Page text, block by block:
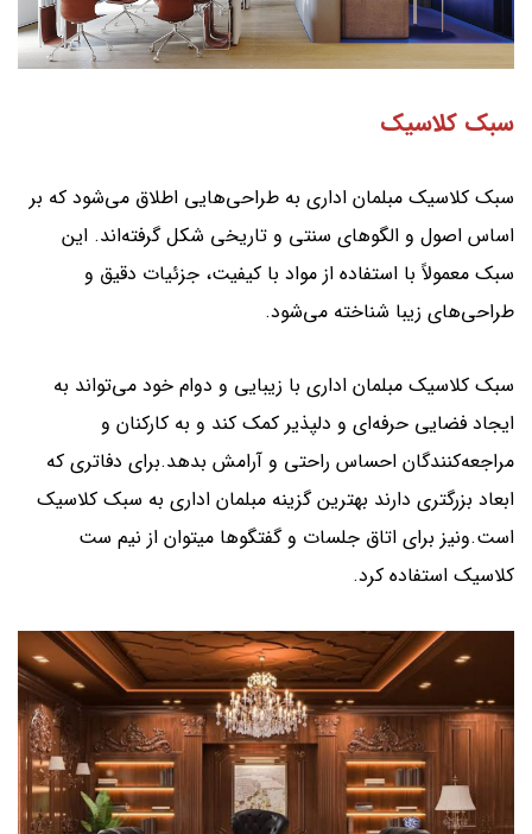
سبک کلاسیک
سبک کلاسیک مبلمان اداری به طراحی‌هایی اطلاق می‌شود که بر
اساس اصول و الگوهای سنتی و تاریخی شکل گرفته‌اند. این
سبک معمولاً با استفاده از مواد با کیفیت، جزئیات دقیق و
طراحی‌های زیبا شناخته می‌شود.
سبک کلاسیک مبلمان اداری با زیبایی و دوام خود می‌تواند به
ایجاد فضایی حرفه‌ای و دلپذیر کمک کند و به کارکنان و
مراجعه‌کنندگان احساس راحتی و آرامش بدهد.برای دفاتری که
ابعاد بزرگتری دارند بهترین گزینه مبلمان اداری به سبک کلاسیک
است.ونیز برای اتاق جلسات و گفتگوها میتوان از نیم ست
کلاسیک استفاده کرد.